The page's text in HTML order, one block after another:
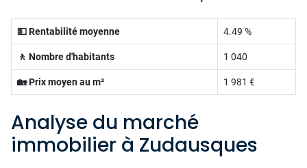
💵 Rentabilité moyenne 4.49 %
🚶 Nombre d'habitants 1 040
🏡 Prix moyen au m² 1 981 €
Analyse du marché
immobilier à Zudausques